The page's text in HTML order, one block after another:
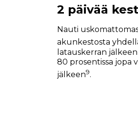
2 päivää
Nauti
akunkestosta
latauskerran
80 prosentissa jopa
jälkeen9.